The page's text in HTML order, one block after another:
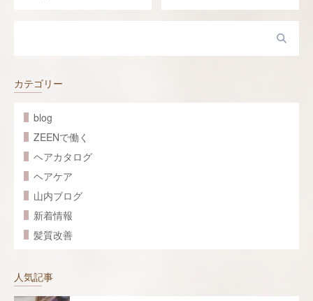
カテゴリー
blog
ZEENで働く
ヘアカタログ
ヘアケア
山内ブログ
新着情報
髪質改善
人気記事